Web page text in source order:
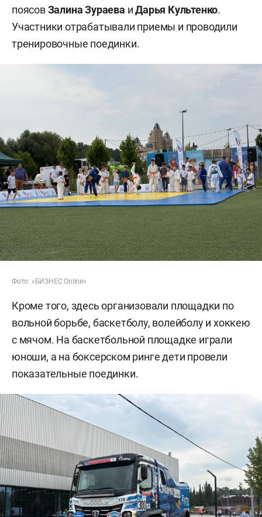
поясовЗалина Зураева иДарья Культенко.
Участники отрабатывали приемы и проводили
тренировочные поединки.
Фото: «БИЗНЕС Online»
Кроме того, здесь организовали площадки по
вольной борьбе, баскетболу, волейболу и хоккею
с мячом. На баскетбольной площадке играли
юноши, а на боксерском ринге дети провели
показательные поединки.